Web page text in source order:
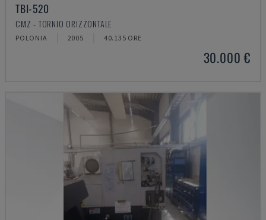
TBI-520
CMZ - TORNIO ORIZZONTALE
POLONIA 2005 40.135 ORE
30.000 €